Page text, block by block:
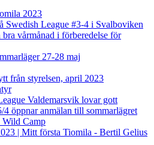
2023
Swedish League #3-4 i Svalboviken
vårmånad i förberedelse för
27-28 maj
från styrelsen, april 2023
Valdemarsvik lovar gott
4 öppnar anmälan till sommarlägret
Camp
| Mitt första Tiomila - Bertil Gelius